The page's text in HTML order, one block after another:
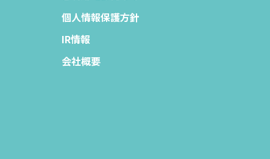
個人情報保護方針
IR情報
会社概要